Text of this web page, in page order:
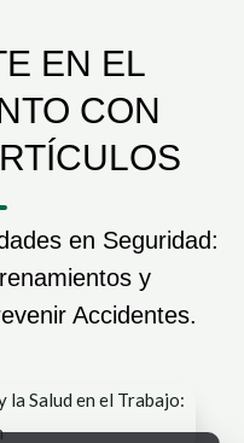
EN EL
CON
en Seguridad:
y
Accidentes.